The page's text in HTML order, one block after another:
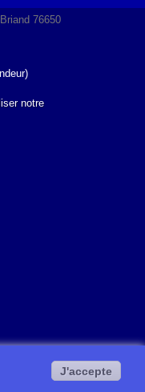
76650
notre
J'accepte